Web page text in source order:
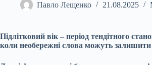
Павло Лещенко 21.08.2025
Підлітковий вік – період тендітного
коли необережні слова можуть залишити